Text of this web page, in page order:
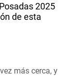
2025
de esta
más cerca, y